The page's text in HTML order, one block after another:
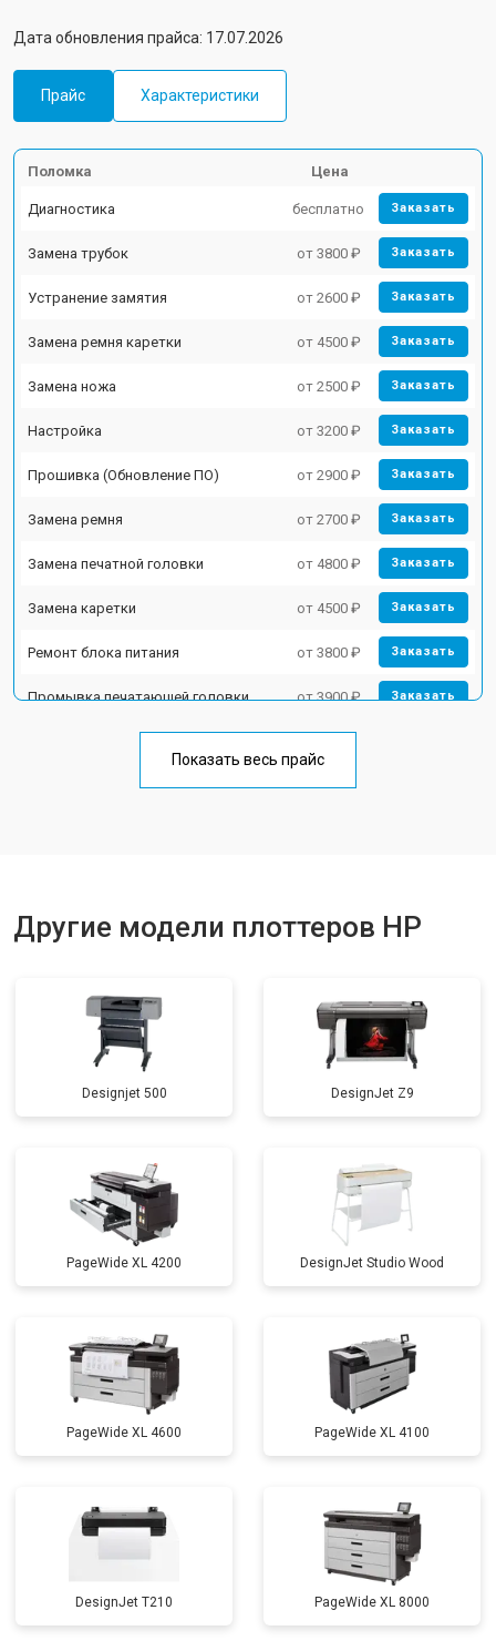
Дата обновления прайса: 17.07.2026
Прайс Характеристики
Поломка Цена
Диагностика бесплатно Заказать
Замена трубок от 3800 ₽ Заказать
Устранение замятия от 2600 ₽ Заказать
Замена ремня каретки от 4500 ₽ Заказать
Замена ножа от 2500 ₽ Заказать
Настройка от 3200 ₽ Заказать
Прошивка (Обновление ПО) от 2900 ₽ Заказать
Замена ремня от 2700 ₽ Заказать
Замена печатной головки от 4800 ₽ Заказать
Замена каретки от 4500 ₽ Заказать
Ремонт блока питания от 3800 ₽ Заказать
Промывка печатающей головки от 3900 ₽ Заказать
Показать весь прайс
Другие модели плоттеров HP
Designjet 500 DesignJet Z9
PageWide XL 4200 DesignJet Studio Wood
PageWide XL 4600 PageWide XL 4100
DesignJet T210 PageWide XL 8000